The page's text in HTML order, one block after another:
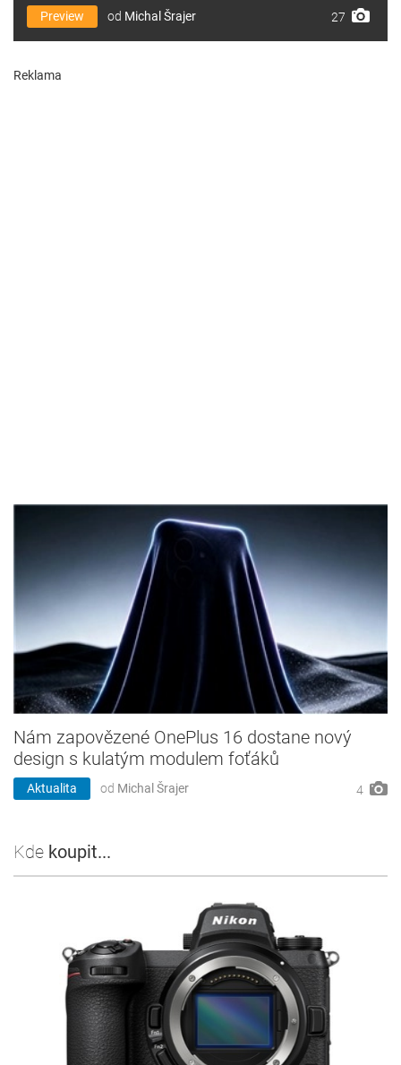
Preview od Michal Šrajer 27
Reklama
Nám zapovězené OnePlus 16 dostane nový
design s kulatým modulem foťáků
Aktualita od Michal Šrajer 4
Kde koupit...